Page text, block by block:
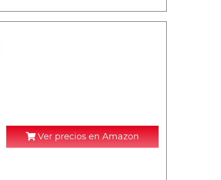
Ver precios en Amazon